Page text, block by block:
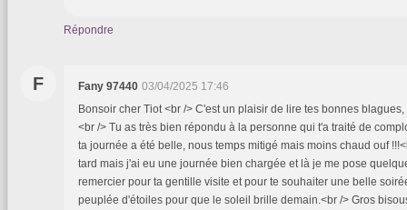
Répondre
F Fany 97440 03/04/2025 17:46
Bonsoir cher Tiot <br /> C'est un plaisir de lire tes bonnes
<br /> Tu as très bien répondu à la personne qui t'a traité de
ta journée a été belle, nous temps mitigé mais moins chaud ouf
tard mais j'ai eu une journée bien chargée et là je me pose
remercier pour ta gentille visite et pour te souhaiter une belle
peuplée d'étoiles pour que le soleil brille demain.<br /> Gros